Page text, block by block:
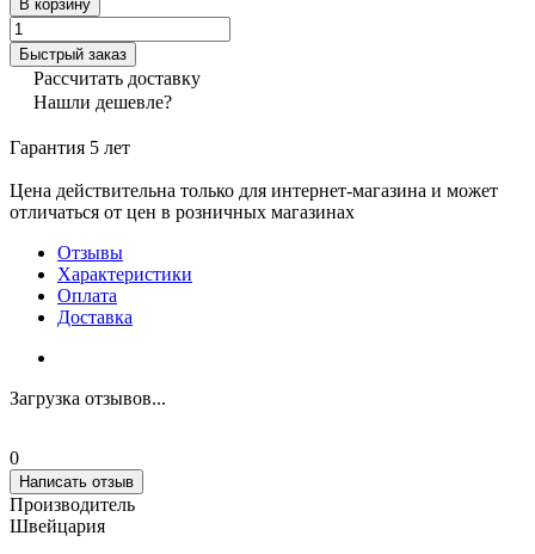
В корзину
Быстрый заказ
Рассчитать доставку
Нашли дешевле?
Гарантия 5 лет
Цена действительна только для интернет-магазина и может
отличаться от цен в розничных магазинах
Отзывы
Характеристики
Оплата
Доставка
Загрузка отзывов...
0
Написать отзыв
Производитель
Швейцария